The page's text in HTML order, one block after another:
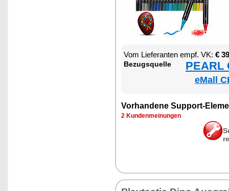
Vom Lie­fe­ran­ten empf. VK: €
Be­zugs­quel­le PEARL
eMall
Vor­han­de­ne Sup­port-
2 Kun­den­mei­nun­gen